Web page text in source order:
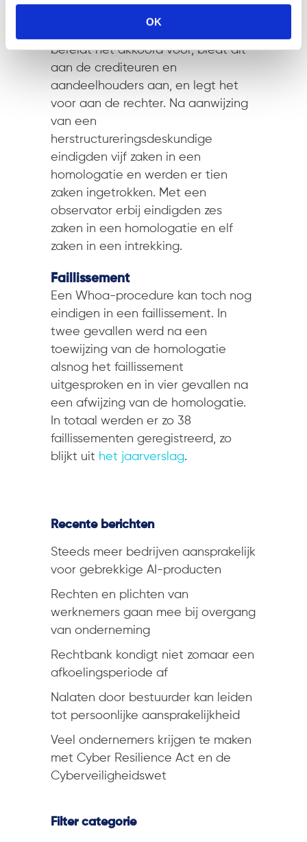
OK
bereidt het akkoord voor, biedt dit
aan de crediteuren en
aandeelhouders aan, en legt het
voor aan de rechter. Na aanwijzing
van een
herstructureringsdeskundige
eindigden vijf zaken in een
homologatie en werden er tien
zaken ingetrokken. Met een
observator erbij eindigden zes
zaken in een homologatie en elf
zaken in een intrekking.
Faillissement
Een Whoa-procedure kan toch nog
eindigen in een faillissement. In
twee gevallen werd na een
toewijzing van de homologatie
alsnog het faillissement
uitgesproken en in vier gevallen na
een afwijzing van de homologatie.
In totaal werden er zo 38
faillissementen geregistreerd, zo
blijkt uit het jaarverslag.
Recente berichten
Steeds meer bedrijven aansprakelijk
voor gebrekkige AI-producten
Rechten en plichten van
werknemers gaan mee bij overgang
van onderneming
Rechtbank kondigt niet zomaar een
afkoelingsperiode af
Nalaten door bestuurder kan leiden
tot persoonlijke aansprakelijkheid
Veel ondernemers krijgen te maken
met Cyber Resilience Act en de
Cyberveiligheidswet
Filter categorie